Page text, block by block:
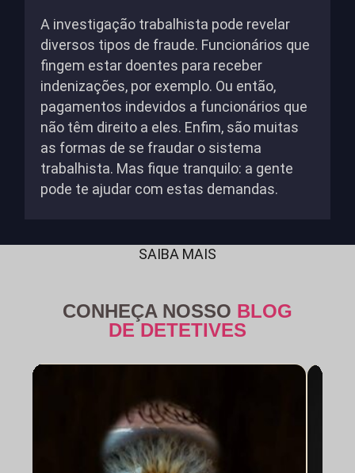
A investigação trabalhista pode revelar
diversos tipos de fraude. Funcionários que
fingem estar doentes para receber
indenizações, por exemplo. Ou então,
pagamentos indevidos a funcionários que
não têm direito a eles. Enfim, são muitas
as formas de se fraudar o sistema
trabalhista. Mas fique tranquilo: a gente
pode te ajudar com estas demandas.
SAIBA MAIS
CONHEÇA NOSSO BLOG
DE DETETIVES